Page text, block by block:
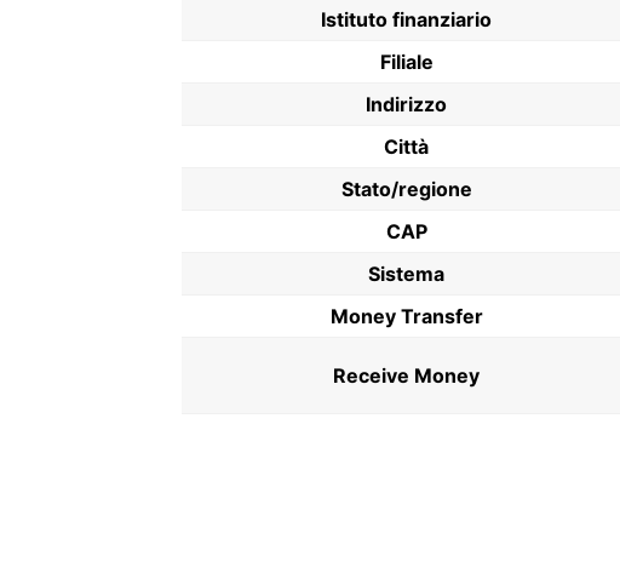
Istituto finanziario
Filiale
Indirizzo
Città
Stato/regione
CAP
Sistema
Money Transfer
Receive Money